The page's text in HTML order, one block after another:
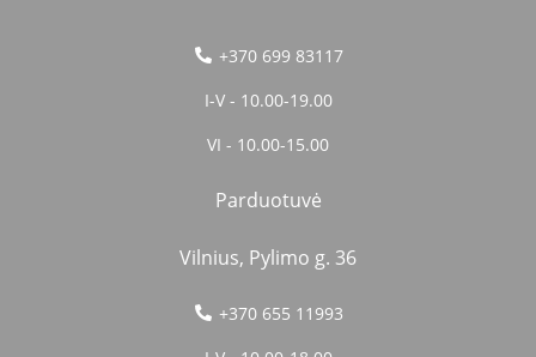
+370 699 83117
I-V - 10.00-19.00
VI - 10.00-15.00
Parduotuvė
Vilnius, Pylimo g. 36
+370 655 11993